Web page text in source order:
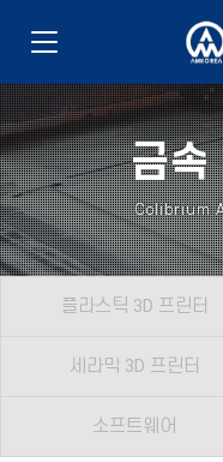
금속
Colibrium
플라스틱 3D 프린터
세라믹 3D 프린터
소프트웨어